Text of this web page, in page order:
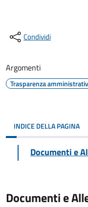
Condividi
Argomenti
Trasparenza
INDICE DELLA PAGINA
Documenti e
Documenti e